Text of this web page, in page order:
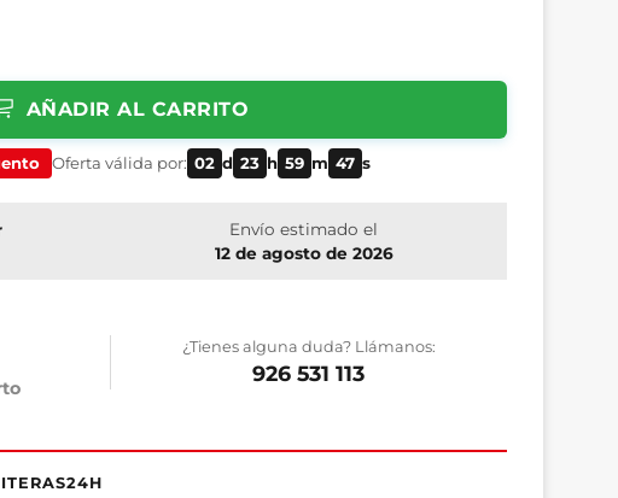
AÑADIR AL CARRITO
Oferta válida por: 02 d 23 h 59 m 46 s
Envío estimado el
12 de agosto de 2026
¿Tienes alguna duda? Llámanos:
926 531 113